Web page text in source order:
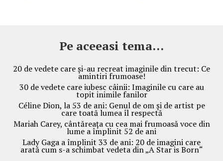
Pe aceeasi tema...
20 de vedete care și-au recreat imaginile din trecut: Ce
amintiri frumoase!
30 de vedete care iubesc câinii: Imaginile cu care au
topit inimile fanilor
Céline Dion, la 53 de ani: Genul de om și de artist pe
care toată lumea îl respectă
Mariah Carey, cântăreața cu cea mai frumoasă voce din
lume a împlinit 52 de ani
Lady Gaga a împlinit 33 de ani: 20 de imagini care
arată cum s-a schimbat vedeta din „A Star is Born“